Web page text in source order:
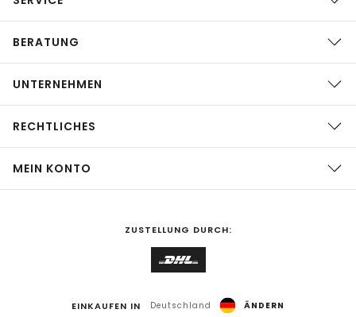
BERATUNG
UNTERNEHMEN
RECHTLICHES
MEIN KONTO
ZUSTELLUNG DURCH:
EINKAUFEN IN Deutschland ÄNDERN